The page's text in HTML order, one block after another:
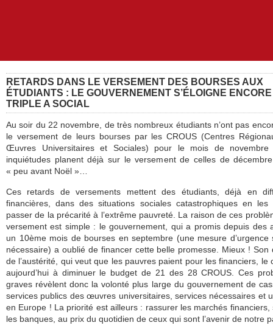
RETARDS DANS LE VERSEMENT DES BOURSES AUX
ÉTUDIANTS : LE GOUVERNEMENT S’ÉLOIGNE
TRIPLE A SOCIAL
Au soir du 22 novembre, de très nombreux étudiants n’ont pas
le versement de leurs bourses par les CROUS (Centres
Œuvres Universitaires et Sociales) pour le mois de
inquiétudes planent déjà sur le versement de celles de
« peu avant Noël »…
Ces retards de versements mettent des étudiants, déjà en
financières, dans des situations sociales catastrophiques en les
passer de la précarité à l’extrême pauvreté. La raison de ces
versement est simple : le gouvernement, qui a promis depuis des
un 10ème mois de bourses en septembre (une mesure d’urgence
nécessaire) a oublié de financer cette belle promesse. Mieux ! Son
de l’austérité, qui veut que les pauvres paient pour les financiers, le
aujourd’hui à diminuer le budget de 21 des 28 CROUS. Ces
graves révèlent donc la volonté plus large du gouvernement de
services publics des œuvres universitaires, services nécessaires et
en Europe ! La priorité est ailleurs : rassurer les marchés financiers,
les banques, au prix du quotidien de ceux qui sont l’avenir de notre